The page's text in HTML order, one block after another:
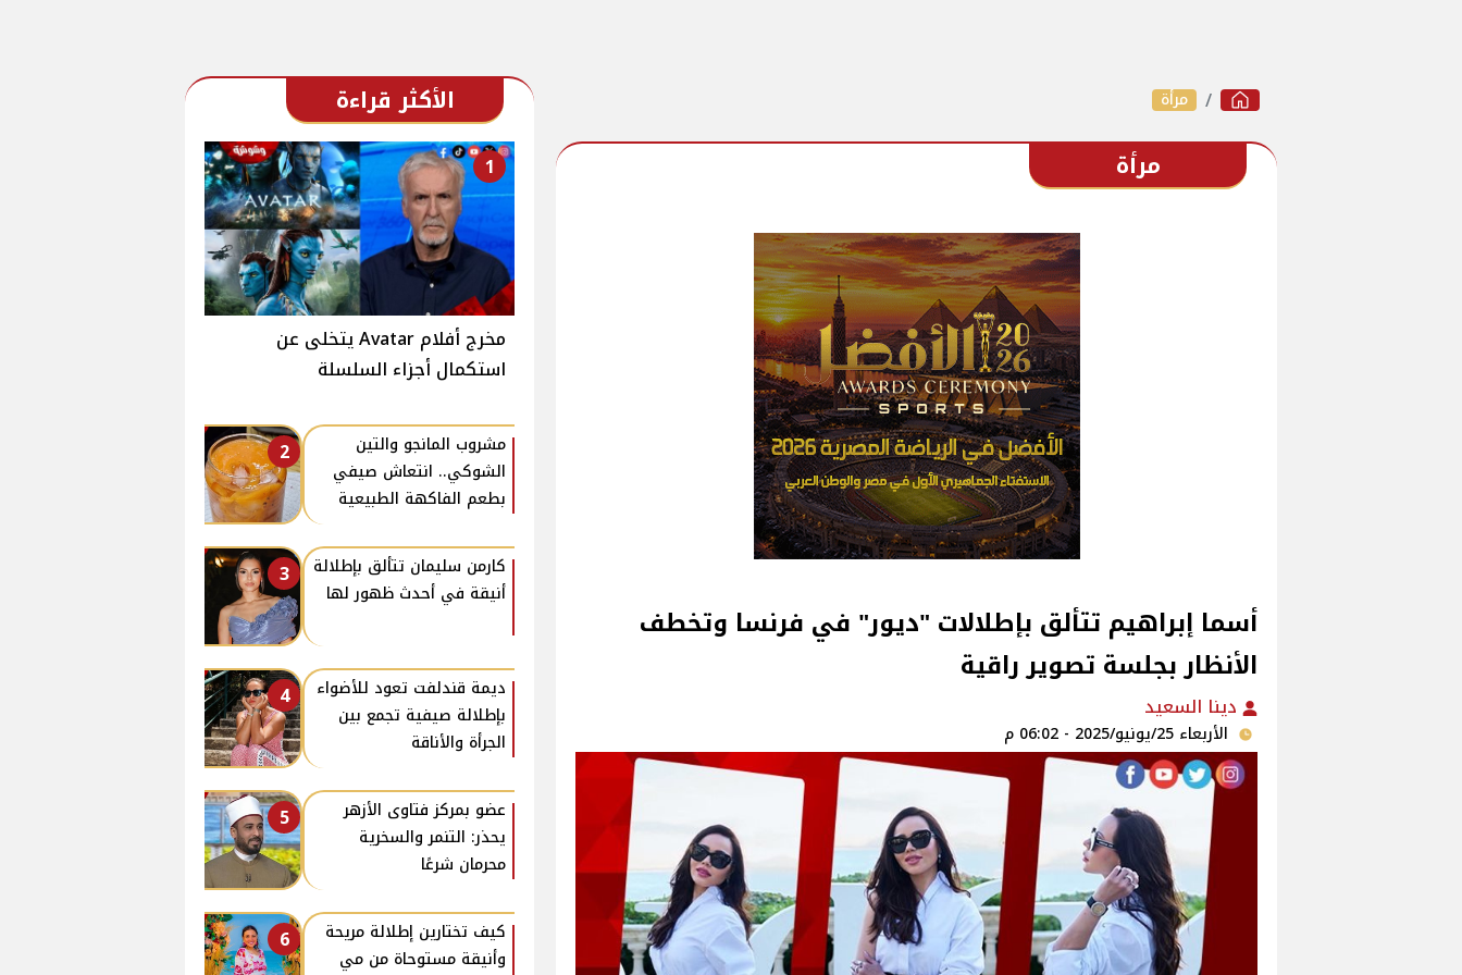
مرأة
مرأة
أسما إبراهيم تتألق بإطلالات "ديور" في فرنسا وتخطف
الأنظار بجلسة تصوير راقية
دينا السعيد
الأربعاء 25/يونيو/2025 - 06:02 م
الأكثر قراءة
1
مخرج أفلام Avatar يتخلى عن
استكمال أجزاء السلسلة
2
مشروب المانجو والتين
الشوكي.. انتعاش صيفي
بطعم الفاكهة الطبيعية
3
كارمن سليمان تتألق بإطلالة
أنيقة في أحدث ظهور لها
4
ديمة قندلفت تعود للأضواء
بإطلالة صيفية تجمع بين
الجرأة والأناقة
5
عضو بمركز فتاوى الأزهر
يحذر: التنمر والسخرية
محرمان شرعًا
6
كيف تختارين إطلالة مريحة
وأنيقة مستوحاة من مي